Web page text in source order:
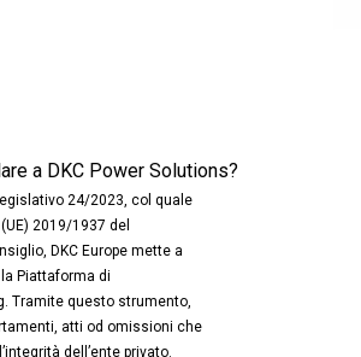
a DKC Power Solutions?
24/2023, col quale
2019/1937 del
DKC Europe mette a
Piattaforma di
Tramite questo strumento,
atti od omissioni che
dell’ente privato.